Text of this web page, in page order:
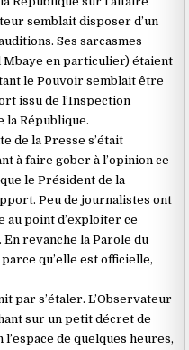
semblait disposer d’un
Ses sarcasmes
en particulier) étaient
le Pouvoir semblait être
issu de l’Inspection
la République.
de la Presse s’était
à faire gober à l’opinion ce
le Président de la
Peu de journalistes ont
point d’exploiter ce
revanche la Parole du
qu’elle est officielle,
par s’étaler. L’Observateur
sur un petit décret de
l’espace de quelques heures,